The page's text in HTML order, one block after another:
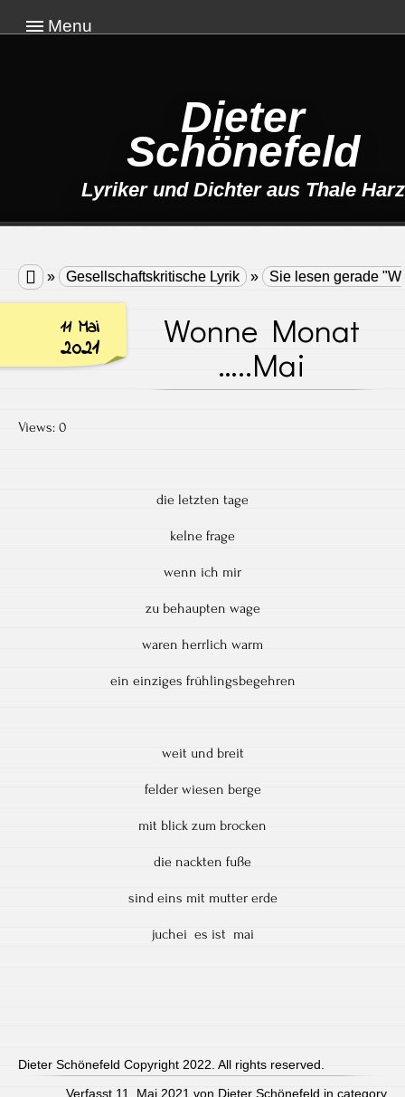
Menu
Dieter
Schönefeld
Lyriker und Dichter aus Thale Harz
 » Gesellschaftskritische Lyrik » Sie lesen gerade
11 Mai
2021
Wonne Monat
…..Mai
Views: 0
die letzten tage
keIne frage
wenn ich mir
zu behaupten wage
waren herrlich warm
ein einziges frühlingsbegehren
weit und breit
felder wiesen berge
mit blick zum brocken
die nackten fuße
sind eins mit mutter erde
juchei es ist mai
Dieter Schönefeld Copyright 2022. All rights reserved.
Verfasst 11. Mai 2021 von Dieter Schönefeld in category